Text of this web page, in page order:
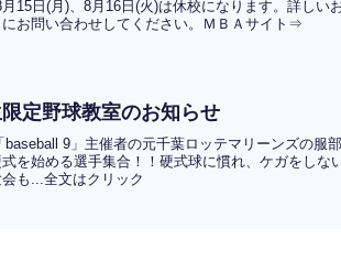
15日(月)、8月16日(火)は休校になります。詳しい
お問い合わせしてください。ＭＢＡサイト⇒
定野球教室のお知らせ
9」主催者の元千葉ロッテマリーンズの服
を始める選手集合！！硬式球に慣れ、ケガをしな
も...全文はクリック